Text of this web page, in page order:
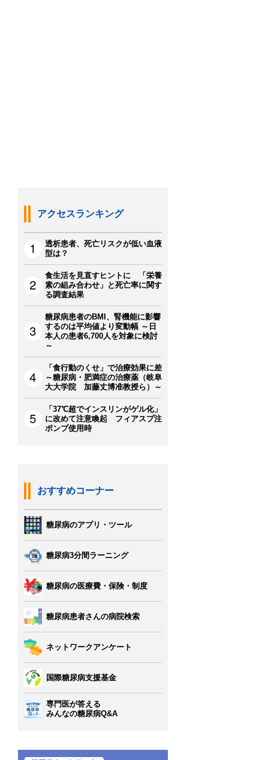
アクセスランキング
透析患者、死亡リスクが低い血液
型は？
食生活を見直すヒントに 「栄養
素の組み合わせ」と死亡率に関す
る調査結果
糖尿病患者のBMI、腎機能に影響
するのは平均値より変動幅 ～日
本人の患者6,700人を対象に検討
～
「食行動のくせ」で治療効果に差
～糖尿病・肥満症の治療薬（岐阜
大大学院 加藤丈博准教授ら）～
「37℃超でインスリンがゲル化」
に改めて注意喚起 フィアスプ注
ポンプ使用時
おすすめコーナー
糖尿病のアプリ・ツール
糖尿病3分間ラーニング
糖尿病の医療費・保険・制度
糖尿病患者さんの病院検索
ネットワークアンケート
国際糖尿病支援基金
専門医が答える
みんなの糖尿病Q&A